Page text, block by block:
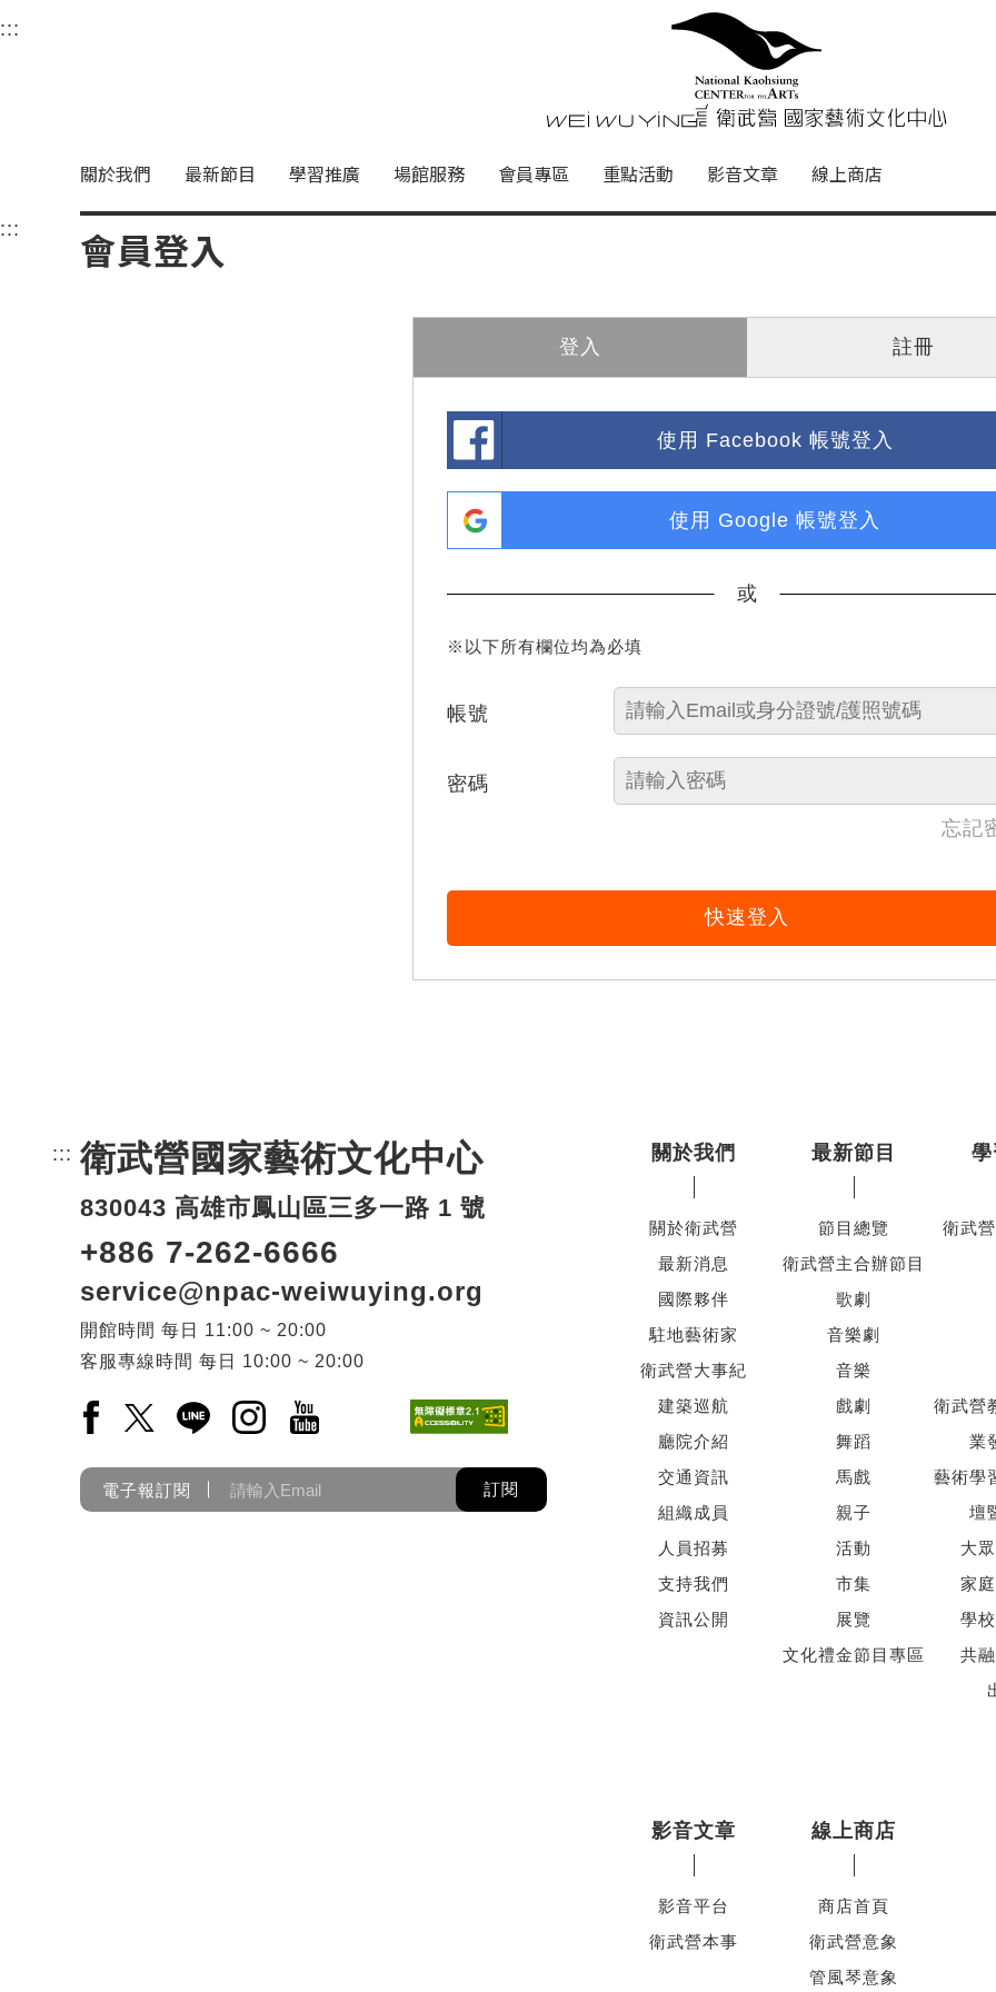
衛武營國家藝術文化中心
中央內容區塊，為本頁主要內容區。
::: 衛武營國家藝術文
關於我們 最新節目 學習推廣 場館服務 會員專區 重點活動 影音文章 線上商店
::: 中央內容區塊，為本頁主要內容區。
會員登入
登入 註冊
使用 Facebook 帳號登入
使用 Google 帳號登入
或
※以下所有欄位均為必填
帳號
密碼
忘記
快速登入
::: 頁尾網站資訊。
衛武營國家藝術文化中心
830043 高雄市鳳山區三多一路 1 號
+886 7-262-6666
service@npac-weiwuying.org
開館時間 每日
11:00 ~ 20:00
客服專線時間 每日 10:00 ~ 20:00
Facebook(另開新視窗)
X(另開新視窗)
LINE(另開新視窗)
Instagram(另開新視窗)
YouTube(另開新視窗)
電子報訂閱 訂閱
關於我們
關於衛武營
最新消息
國際夥伴
駐地藝術家
衛武營大事紀
建築巡航
廳院介紹
交通資訊
組織成員
人員招募
支持我們
資訊公開
最新節目
節目總覽
衛武營主合辦節目
歌劇
音樂劇
音樂
戲劇
舞蹈
馬戲
親子
活動
市集
展覽
文化禮金節目專區
衛武
衛武營
業
藝術學
壇
大
家
學
共
影音文章
影音平台
衛武營本事
線上商店
商店首頁
衛武營意象
管風琴意象